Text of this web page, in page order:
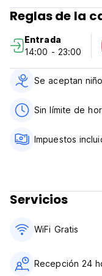
trabajo, una cafetera
privado tiene una
para equipaje en el
***Políticas de
Policía de
cancelación, o
asistencia como
Entrada a partir de
Pago en el
No hay cierre de
language)
Reglas de la
Entrada
14:00 - 23:00
Se aceptan
Sin límite de
Impuestos
Servicios
WiFi Gratis
Recepción 24